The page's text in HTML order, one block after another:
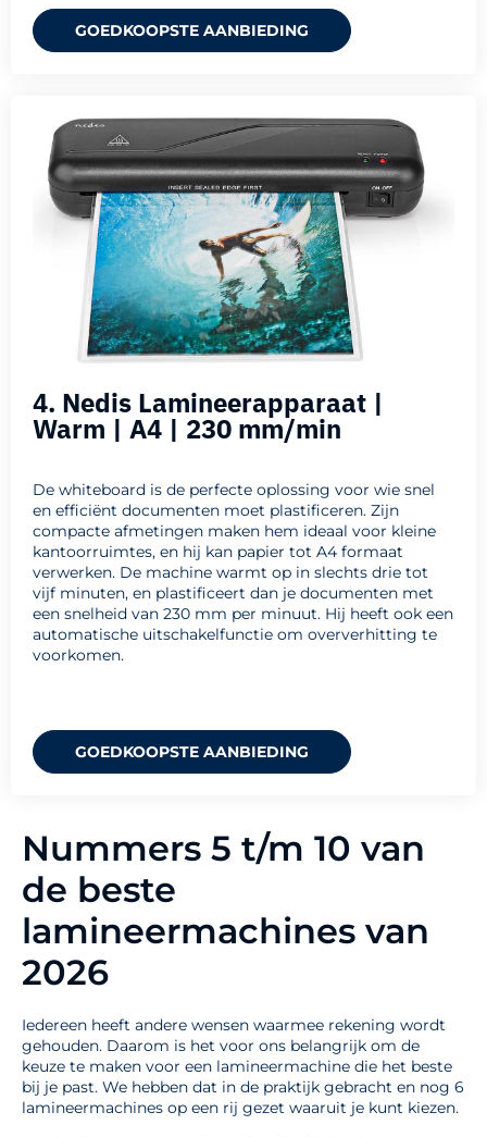
GOEDKOOPSTE AANBIEDING
4. Nedis Lamineerapparaat |
Warm | A4 | 230 mm/min
De whiteboard is de perfecte oplossing voor wie snel
en efficiënt documenten moet plastificeren. Zijn
compacte afmetingen maken hem ideaal voor kleine
kantoorruimtes, en hij kan papier tot A4 formaat
verwerken. De machine warmt op in slechts drie tot
vijf minuten, en plastificeert dan je documenten met
een snelheid van 230 mm per minuut. Hij heeft ook een
automatische uitschakelfunctie om oververhitting te
voorkomen.
GOEDKOOPSTE AANBIEDING
Nummers 5 t/m 10 van
de beste
lamineermachines van
2026
Iedereen heeft andere wensen waarmee rekening wordt
gehouden. Daarom is het voor ons belangrijk om de
keuze te maken voor een lamineermachine die het beste
bij je past. We hebben dat in de praktijk gebracht en nog 6
lamineermachines op een rij gezet waaruit je kunt kiezen.